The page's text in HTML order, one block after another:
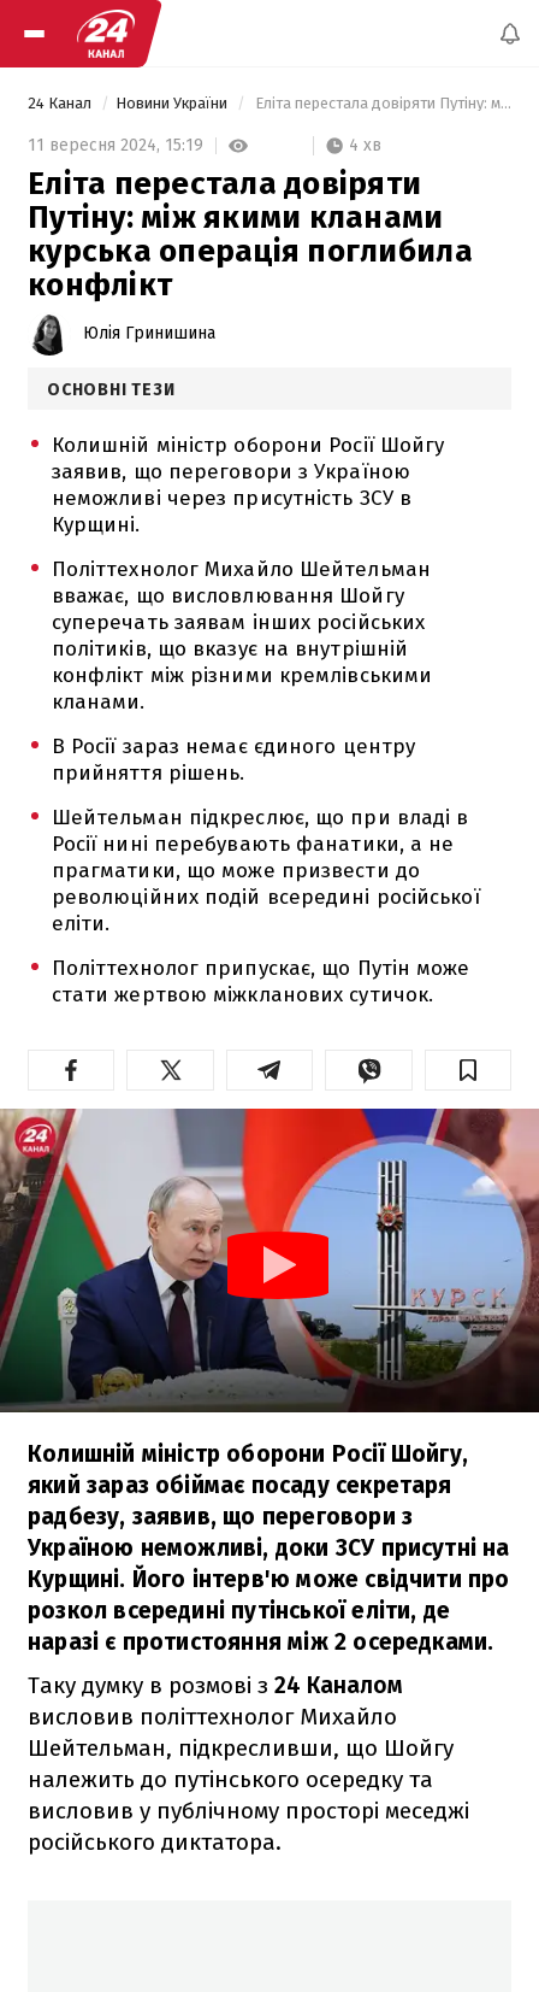
24 Канал Новини України Еліта перестала довіряти Путіну: між якими кланами курська операція поглибила конфлікт
11 вересня 2024, 15:19 4 хв
Еліта перестала довіряти
Путіну: між якими кланами
курська операція поглибила
конфлікт
Юлія Гринишина
ОСНОВНІ ТЕЗИ
Колишній міністр оборони Росії Шойгу
заявив, що переговори з Україною
неможливі через присутність ЗСУ в
Курщині.
Політтехнолог Михайло Шейтельман
вважає, що висловлювання Шойгу
суперечать заявам інших російських
політиків, що вказує на внутрішній
конфлікт між різними кремлівськими
кланами.
В Росії зараз немає єдиного центру
прийняття рішень.
Шейтельман підкреслює, що при владі в
Росії нині перебувають фанатики, а не
прагматики, що може призвести до
революційних подій всередині російської
еліти.
Політтехнолог припускає, що Путін може
стати жертвою міжкланових сутичок.
Колишній міністр оборони Росії Шойгу,
який зараз обіймає посаду секретаря
радбезу, заявив, що переговори з
Україною неможливі, доки ЗСУ присутні на
Курщині. Його інтерв'ю може свідчити про
розкол всередині путінської еліти, де
наразі є протистояння між 2 осередками.
Таку думку в розмові з 24 Каналом
висловив політтехнолог Михайло
Шейтельман, підкресливши, що Шойгу
належить до путінського осередку та
висловив у публічному просторі меседжі
російського диктатора.